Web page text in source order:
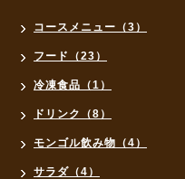
コースメニュー（3）
フード（23）
冷凍食品（1）
ドリンク（8）
モンゴル飲み物（4）
サラダ（4）